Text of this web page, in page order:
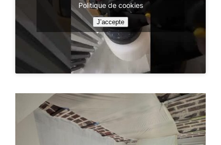
Politique de cookies
J’accepte